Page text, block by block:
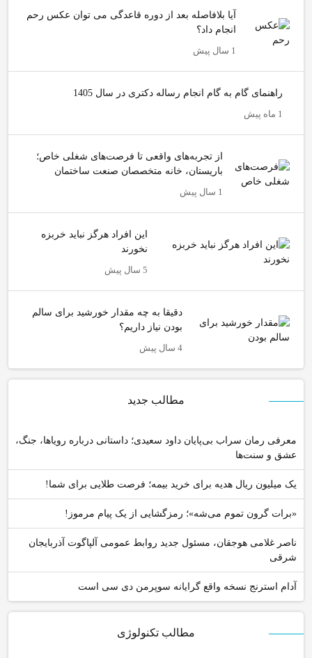
مطالب تکنولوژی
آیا بلافاصله بعد از دوره قاعدگی می توان عکس رحم
انجام داد؟
1 سال پیش
راهنمای گام به گام انجام رساله دکتری در سال 1405
1 ماه پیش
از تجربه‌های واقعی تا فرصت‌های شغلی خاص؛
باریستان، خانه متخصصان صنعت ساختمان
1 سال پیش
این افراد هرگز نباید خربزه
نخورند
5 سال پیش
دقیقا به چه مقدار خورشید برای سالم
بودن نیاز داریم؟
4 سال پیش
مطالب جدید
معرفی رمان سراب بی‌پایان داود سعیدی؛ داستانی درباره رویاها، جنگ،
عشق و سنت‌ها
یک میلیون ریال هدیه برای خرید بیمه؛ فرصت طلایی برای شما!
«برات گرون تموم می‌شه»؛ رمزگشایی از یک پیام مرموز!
ناصر غلامی هوجقان، مسئول جدید روابط عمومی آلپاگوت آذربایجان
شرقی
آدام استرنج نسخه واقع گرایانه سوپرمن دی سی است